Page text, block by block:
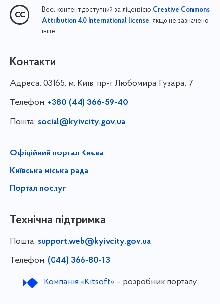
Весь контент доступний за ліцензією Creative Commons
Attribution 4.0 International license, якщо не зазначено
інше
Контакти
Адреса: 03165, м. Київ, пр-т Любомира Гузара, 7
Телефон: +380 (44) 366-59-40
Пошта: social@kyivcity.gov.ua
Офіційний портал Києва
Київська міська рада
Портал послуг
Технічна підтримка
Пошта: support.web@kyivcity.gov.ua
Телефон: (044) 366-80-13
Компанія «Kitsoft»– розробник порталу